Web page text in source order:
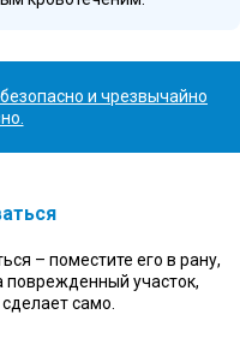
и чрезвычайно
– поместите его в рану,
поврежденный участок,
само.